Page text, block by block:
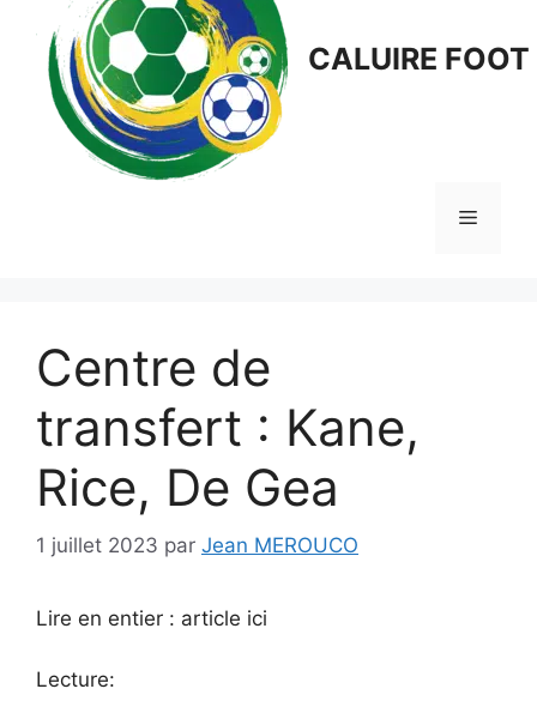
CALUIRE FOOT
Menu
Centre de
transfert : Kane,
Rice, De Gea
1 juillet 2023 par Jean MEROUCO
Lire en entier : article ici
Lecture: